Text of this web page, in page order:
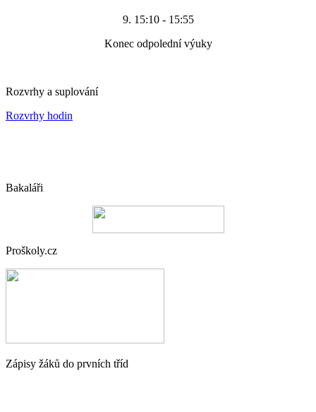
9. 15:10 - 15:55
Konec odpolední výuky
Rozvrhy a suplování
Rozvrhy hodin
Bakaláři
Proškoly.cz
Zápisy žáků do prvních tříd